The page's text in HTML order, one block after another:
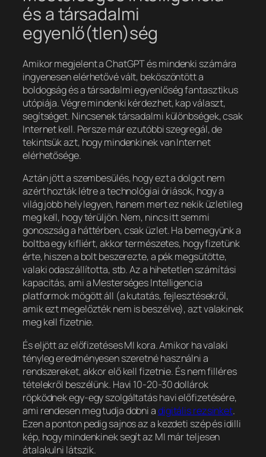
és a társadalmi
egyenlő(tlen)ség
Amikor megjelent a ChatGPT és mindenki számára
ingyenesen elérhetővé vált, beköszöntött a
boldogság és a társadalmi egyenlőség fantasztikus
utópiája. Végre mindenki kérdezhet, kap választ,
segítséget. Nincsenek társadalmi különbségek, csak
Internet kell. Persze már ezutóbbi szegregál, de
tekintsük azt, hogy mindenkinek van Internet
elérhetősége.
Aztán jött a szembesülés, hogy ezt a dolgot nem
azért hozták létre a technológiai óriások, hogy a
világ jobb hely legyen, hanem mert ez nekik üzletileg
meg kell, hogy térüljön. Nem, nincs itt semmi
gonoszság a háttérben, csak üzlet. Ha bemegyünk a
boltba egy kifliért, akkor természetes, hogy fizetünk
érte, hiszen a bolt beszerezte, a pék megsütötte,
valaki odaszállította, stb. Az a hihetetlen számítási
kapacitás, ami a Mesterséges Intelligencia
platformok mögött áll (a kutatás, fejlesztésekről,
amik ezt megelőzték nem is beszélve), azt valakinek
meg kell fizetnie.
És eljött az előfizetéses MI kora. Amikor ha valaki
tényleg eredményesen szeretné használni a
rendszereket, akkor elő kell fizetnie. És nem filléres
tételekről beszélünk. Havi 10-20-30 dollárok
röpködnek egy-egy szolgáltatás havi előfizetésére,
ami rendesen meg tudja dobni adigitális rezsinket.
Ezen a ponton pedig sajnos az a kezdeti szép és idilli
kép, hogy mindenkinek segít az MI már teljesen
átalakulni látszik.